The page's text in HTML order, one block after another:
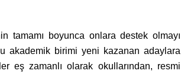
tamamı boyunca onlara destek olmayı
akademik birimi yeni kazanan adaylara
eş zamanlı olarak okullarından, resmi